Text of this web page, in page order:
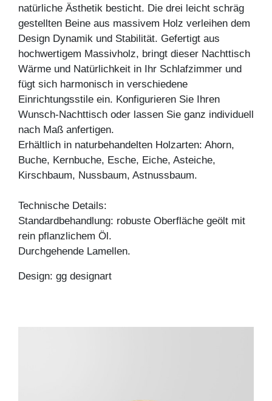
natürliche Ästhetik besticht. Die drei leicht schräg
gestellten Beine aus massivem Holz verleihen dem
Design Dynamik und Stabilität. Gefertigt aus
hochwertigem Massivholz, bringt dieser Nachttisch
Wärme und Natürlichkeit in Ihr Schlafzimmer und
fügt sich harmonisch in verschiedene
Einrichtungsstile ein. Konfigurieren Sie Ihren
Wunsch-Nachttisch oder lassen Sie ganz individuell
nach Maß anfertigen.
Erhältlich in naturbehandelten Holzarten: Ahorn,
Buche, Kernbuche, Esche, Eiche, Asteiche,
Kirschbaum, Nussbaum, Astnussbaum.
Technische Details:
Standardbehandlung: robuste Oberfläche geölt mit
rein pflanzlichem Öl.
Durchgehende Lamellen.
Design: gg designart